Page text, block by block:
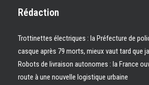
Rédaction
Trottinettes électriques : la Préfecture de
casque après 79 morts, mieux vaut tard que
Robots de livraison autonomes : la France
route à une nouvelle logistique urbaine